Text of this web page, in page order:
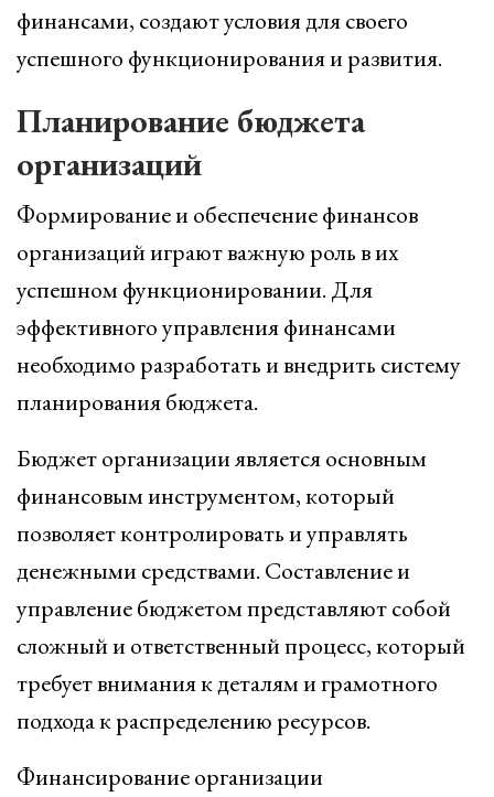
финансами, создают условия для своего
успешного функционирования и развития.
Планирование бюджета
организаций
Формирование и обеспечение финансов
организаций играют важную роль в их
успешном функционировании. Для
эффективного управления финансами
необходимо разработать и внедрить систему
планирования бюджета.
Бюджет организации является основным
финансовым инструментом, который
позволяет контролировать и управлять
денежными средствами. Составление и
управление бюджетом представляют собой
сложный и ответственный процесс, который
требует внимания к деталям и грамотного
подхода к распределению ресурсов.
Финансирование организации